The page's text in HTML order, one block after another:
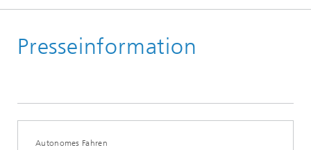
Presseinformationen
Presseinformation
Autonomes Fahren